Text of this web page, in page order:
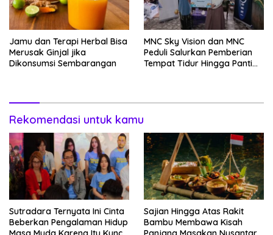
Jamu dan Terapi Herbal Bisa
Merusak Ginjal jika
Dikonsumsi Sembarangan
MNC Sky Vision dan MNC
Peduli Salurkan Pemberian
Tempat Tidur Hingga Panti
Rekomendasi untuk kamu
Sutradara Ternyata Ini Cinta
Beberkan Pengalaman Hidup
Sajian Hingga Atas Rakit
Bambu Membawa Kisah